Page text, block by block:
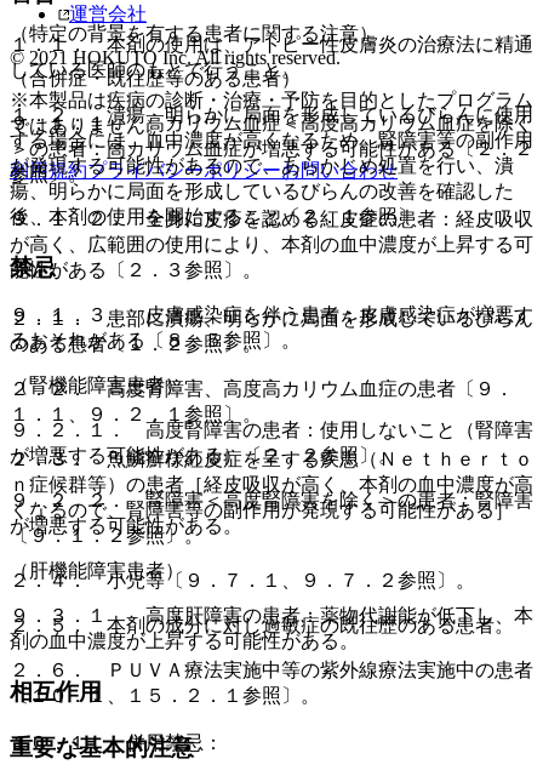
（特定の背景を有する患者に関する注意）
（合併症・既往歴等のある患者）
９．１．１． 高カリウム血症＜高度高カリウム血症を除く
＞の患者：高カリウム血症が増悪する可能性がある〔２．２
参照〕。
９．１．２． 全身に皮疹を認める紅皮症の患者：経皮吸収
が高く、広範囲の使用により、本剤の血中濃度が上昇する可
能性がある〔２．３参照〕。
９．１．３． 皮膚感染症を伴う患者：皮膚感染症が増悪す
るおそれがある〔８．５参照〕。
（腎機能障害患者）
９．２．１． 高度腎障害の患者：使用しないこと（腎障害
が増悪する可能性がある）〔２．２参照〕。
９．２．２． 腎障害＜高度腎障害を除く＞の患者：腎障害
が増悪する可能性がある。
（肝機能障害患者）
９．３．１． 高度肝障害の患者：薬物代謝能が低下し、本
剤の血中濃度が上昇する可能性がある。
相互作用
１０．１． 併用禁忌：
１．１． 本剤の使用は、アトピー性皮膚炎の治療法に精通
している医師のもとで行うこと。
１．２． 潰瘍、明らかに局面を形成しているびらんに使用
する場合には、血中濃度が高くなるため、腎障害等の副作用
が発現する可能性があるので、あらかじめ処置を行い、潰
瘍、明らかに局面を形成しているびらんの改善を確認した
後、本剤の使用を開始すること〔２．１参照〕。
禁忌
２．１． 患部に潰瘍、明らかに局面を形成しているびらん
のある患者〔１．２参照〕。
２．２． 高度腎障害、高度高カリウム血症の患者〔９．
１．１、９．２．１参照〕。
２．３． 魚鱗癬様紅皮症を呈する疾患（Ｎｅｔｈｅｒｔｏ
ｎ症候群等）の患者［経皮吸収が高く、本剤の血中濃度が高
くなるので、腎障害等の副作用が発現する可能性がある］
〔９．１．２参照〕。
２．４． 小児等〔９．７．１、９．７．２参照〕。
２．５． 本剤の成分に対し過敏症の既往歴のある患者。
２．６． ＰＵＶＡ療法実施中等の紫外線療法実施中の患者
〔１０．１、１５．２．１参照〕。
重要な基本的注意
運営会社
© 2021 HOKUTO Inc. All rights reserved.
※本製品は疾病の診断・治療・予防を目的としたプログラム
ではありません。
利用規約プライバシーポリシーお問い合わせ